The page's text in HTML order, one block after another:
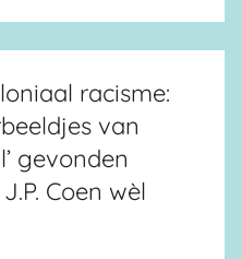
racisme:
van
gevonden
Coen wèl